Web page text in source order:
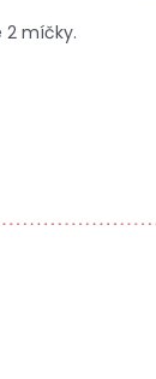
2 míčky.